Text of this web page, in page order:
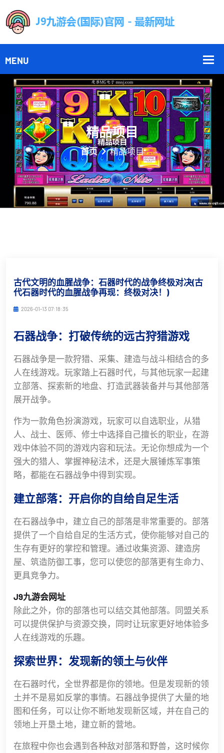
精品项目
首页 精品项目
古代文明的血腥战争：石器时代的战争终极对决(古
代石器时代的血腥战争再现：终极对决！)
2026-01-13 07:18:35
石器战争：打破传统的远古狩猎游戏
石器战争是一款狩猎、采集、建造与战斗相结合的多
人在线游戏。玩家踏上石器时代，与其他玩家一起建
立部落、探索新的地盘、打造武器装备并与其他部落
展开战争。
作为一款角色扮演游戏，玩家可以自选职业，从猎
人、战士、医师、修士中选择自己擅长的职业，在游
戏中体验不同的游戏内容和玩法。无论你想成为一个
强大的猎人、掌握神秘法术，还是大展锤炼军事策
略，都能在石器战争中得到实现。
建立部落：开启你的自给自足生活
在石器战争中，建立自己的部落是非常重要的。部落
提供了一个自给自足的生活方式，使你能够对自己的
生存有更好的掌控和管理。通过收集资源、建造房
屋、筑造防御工事，您可以使您的部落更有生命力、
更具竞争力。
J9九游会网址
除此之外，你的部落也可以结交其他部落。同盟关系
可以提供保护与资源交换，同时让玩家更好地体验多
人在线游戏的乐趣。
探索世界：发现新的领土与伙伴
在石器时代，全世界都是你的领地。但是发现新的领
土并不是易如反掌的事情。石器战争提供了大量的地
图和任务，可以让你不断地发现新区域，并在自己的
领地上开垦土地，建立新的营地。
在旅程中你也会遇到各种敌对部落和野兽，这时候你